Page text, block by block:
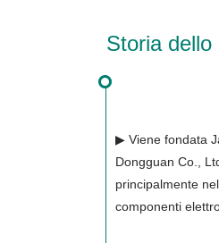
Storia dello
▶ Viene fondata
Dongguan Co.,
principalmente
componenti